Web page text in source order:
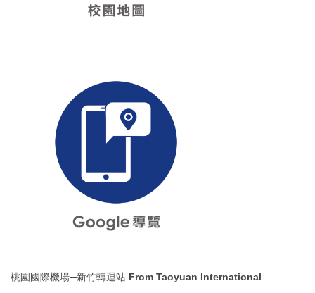
桃園國際機場─新竹轉運站 From Taoyuan International